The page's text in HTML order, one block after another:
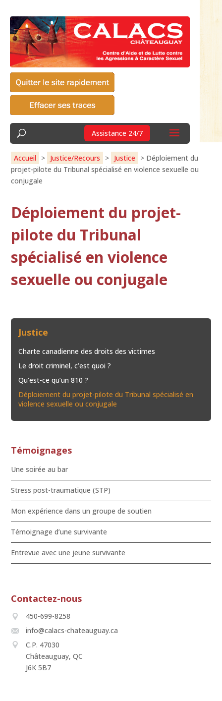
Assistance 24/7
Accueil > Justice/Recours > Justice > Déploiement du
projet-pilote du Tribunal spécialisé en violence sexuelle ou
conjugale
Déploiement du projet-
pilote du Tribunal
spécialisé en violence
sexuelle ou conjugale
Justice
Charte canadienne des droits des victimes
Le droit criminel, c’est quoi ?
Qu’est-ce qu’un 810 ?
Déploiement du projet-pilote du Tribunal spécialisé en
violence sexuelle ou conjugale
Témoignages
Une soirée au bar
Stress post-traumatique (STP)
Mon expérience dans un groupe de soutien
Témoignage d’une survivante
Entrevue avec une jeune survivante
Contactez-nous
450-699-8258
info@calacs-chateauguay.ca
C.P. 47030
Châteauguay, QC
J6K 5B7